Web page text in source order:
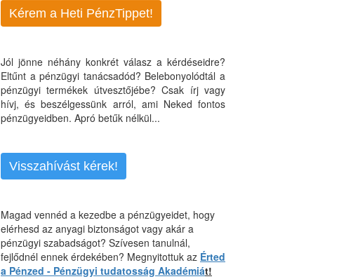
Kérem a Heti PénzTippet!
Jól jönne néhány konkrét válasz a kérdéseidre?
Eltűnt a pénzügyi tanácsadód? Belebonyolódtál a
pénzügyi termékek útvesztőjébe? Csak írj vagy
hívj, és beszélgessünk arról, ami Neked fontos
pénzügyeidben. Apró betűk nélkül...
Visszahívást kérek!
Magad vennéd a kezedbe a pénzügyeidet, hogy
elérhesd az anyagi biztonságot vagy akár a
pénzügyi szabadságot? Szívesen tanulnál,
fejlődnél ennek érdekében? Megnyitottuk az Érted
a Pénzed - Pénzügyi tudatosság Akadémiát!